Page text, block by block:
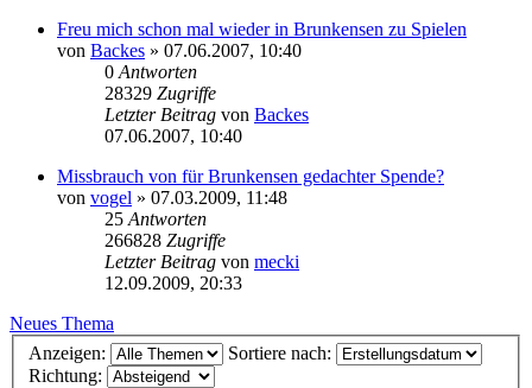
Freu mich schon mal wieder in Brunkensen zu Spielen
von Backes » 07.06.2007, 10:40
0 Antworten
28329 Zugriffe
Letzter Beitrag von Backes
07.06.2007, 10:40
Missbrauch von für Brunkensen gedachter Spende?
von vogel » 07.03.2009, 11:48
25 Antworten
266828 Zugriffe
Letzter Beitrag von mecki
12.09.2009, 20:33
Neues Thema
Anzeigen:
Sortiere nach:
Richtung: